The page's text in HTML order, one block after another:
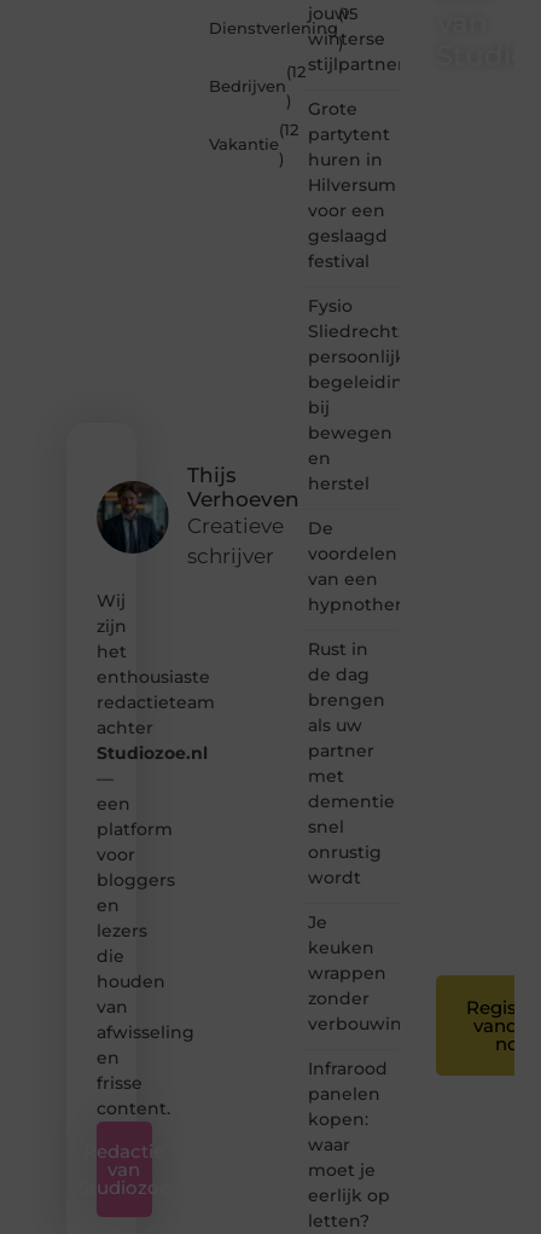
Thijs
Verhoeven
Creatieve
schrijver
Wij
zijn
het
enthousiaste
redactieteam
achter
Studiozoe.nl
—
een
platform
voor
bloggers
en
lezers
die
houden
van
afwisseling
en
frisse
content.
Redactie
van
Studiozoe
Dienstverlening
(15
)
Bedrijven
(12
)
Vakantie
(12
)
jouw
winterse
stijlpartner
Grote
partytent
huren in
Hilversum
voor een
geslaagd
festival
Fysio
Sliedrecht:
persoonlijke
begeleiding
bij
bewegen
en
herstel
De
voordelen
van een
hypnotherapeut
Rust in
de dag
brengen
als uw
partner
met
dementie
snel
onrustig
wordt
Je
keuken
wrappen
zonder
verbouwing
Infrarood
panelen
kopen:
waar
moet je
eerlijk op
letten?
nog